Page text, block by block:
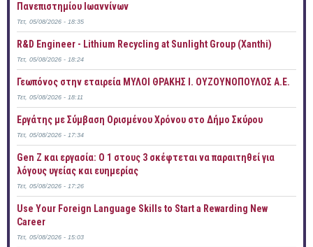
Πανεπιστημίου Ιωαννίνων
Τετ, 05/08/2026 - 18:35
R&D Engineer - Lithium Recycling at Sunlight Group (Xanthi)
Τετ, 05/08/2026 - 18:24
Γεωπόνος στην εταιρεία ΜΥΛΟΙ ΘΡΑΚΗΣ Ι. ΟΥΖΟΥΝΟΠΟΥΛΟΣ Α.Ε.
Τετ, 05/08/2026 - 18:11
Εργάτης με Σύμβαση Ορισμένου Χρόνου στο Δήμο Σκύρου
Τετ, 05/08/2026 - 17:34
Gen Z και εργασία: Ο 1 στους 3 σκέφτεται να παραιτηθεί για
λόγους υγείας και ευημερίας
Τετ, 05/08/2026 - 17:26
Use Your Foreign Language Skills to Start a Rewarding New
Career
Τετ, 05/08/2026 - 15:03